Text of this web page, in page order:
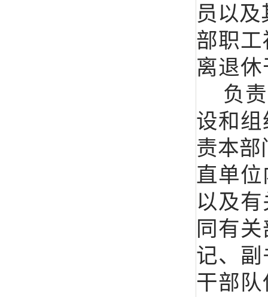
员以
部职
离退
负
设和
责本部
直单
以及
同有
记、
干部